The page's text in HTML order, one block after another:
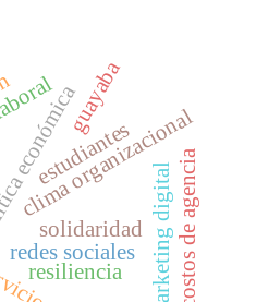
solidaridad
clima organizacional
estudiantes
marketing digital
redes sociales costos de agencia
resiliencia
guayaba